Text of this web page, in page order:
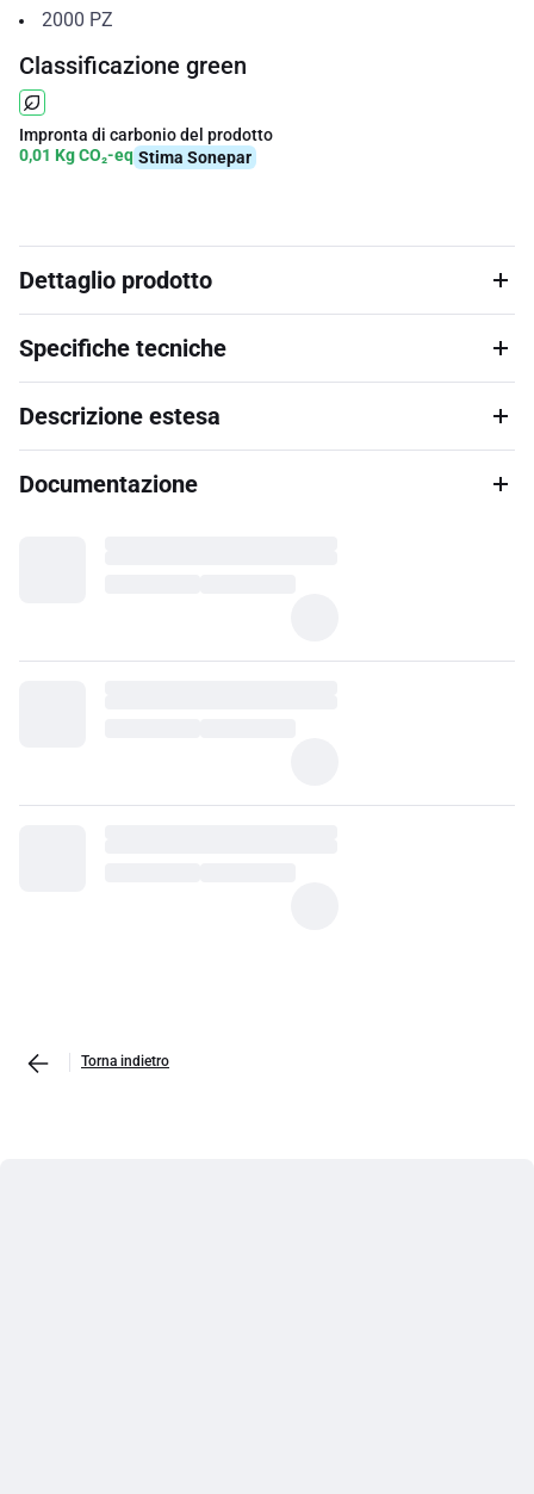
2000 PZ
Classificazione green
Impronta di carbonio del prodotto
0,01 Kg CO₂-eq Stima Sonepar
Dettaglio prodotto
Specifiche tecniche
Descrizione estesa
Documentazione
Torna indietro